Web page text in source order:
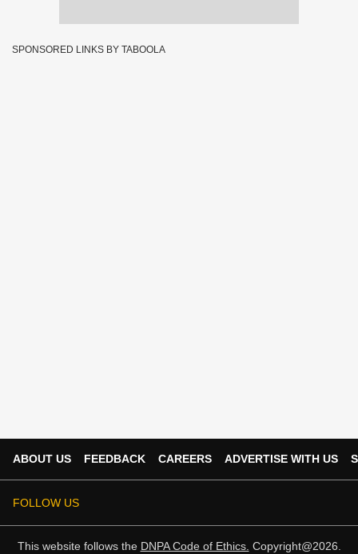
SPONSORED LINKS BY TABOOLA
ABOUT US FEEDBACK CAREERS ADVERTISE WITH US
FOLLOW US
This website follows the DNPA Code of Ethics. Copyright@2026.